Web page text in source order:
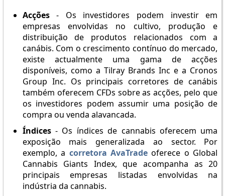
Acções- Os investidores podem investir em
empresas envolvidas no cultivo, produção e
distribuição de produtos relacionados com a
canábis. Com o crescimento contínuo do mercado,
existe actualmente uma gama de acções
disponíveis, como a Tilray Brands Inc e a Cronos
Group Inc. Os principais corretores de canábis
também oferecem CFDs sobre as acções, pelo que
os investidores podem assumir uma posição de
compra ou venda alavancada.
Índices- Os índices de cannabis oferecem uma
exposição mais generalizada ao sector. Por
exemplo, a corretora AvaTrade oferece o Global
Cannabis Giants Index, que acompanha as 20
principais empresas listadas envolvidas na
indústria da cannabis.